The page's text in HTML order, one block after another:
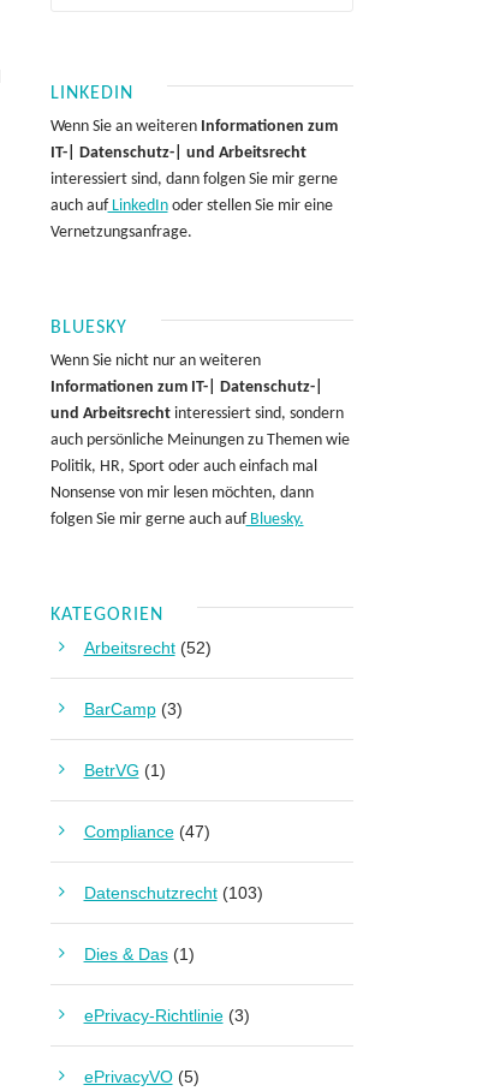
LINKEDIN
Wenn Sie an weiteren Informationen zum
IT-| Datenschutz-| und Arbeitsrecht
interessiert sind, dann folgen Sie mir gerne
auch aufLinkedInoder stellen Sie mir eine
Vernetzungsanfrage.
BLUESKY
Wenn Sie nicht nur an weiteren
Informationen zum IT-| Datenschutz-|
und Arbeitsrechtinteressiert sind, sondern
auch persönliche Meinungen zu Themen wie
Politik, HR, Sport oder auch einfach mal
Nonsense von mir lesen möchten, dann
folgen Sie mir gerne auch aufBluesky.
KATEGORIEN
Arbeitsrecht(52)
BarCamp(3)
BetrVG (1)
Compliance(47)
Datenschutzrecht(103)
Dies & Das(1)
ePrivacy-Richtlinie(3)
ePrivacyVO(5)